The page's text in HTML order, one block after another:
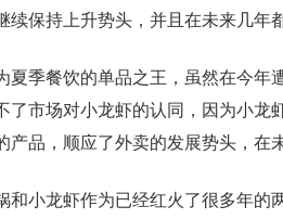
续保持上升势头，并且在未来几年
夏季餐饮的单品之王，虽然在今
了市场对小龙虾的认同，因为小
产品，顺应了外卖的发展势头，在
和小龙虾作为已经红火了很多年